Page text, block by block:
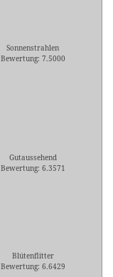
Sonnenstrahlen
Bewertung: 7.5000
Gutaussehend
Bewertung: 6.3571
Blütenflitter
Bewertung: 6.6429